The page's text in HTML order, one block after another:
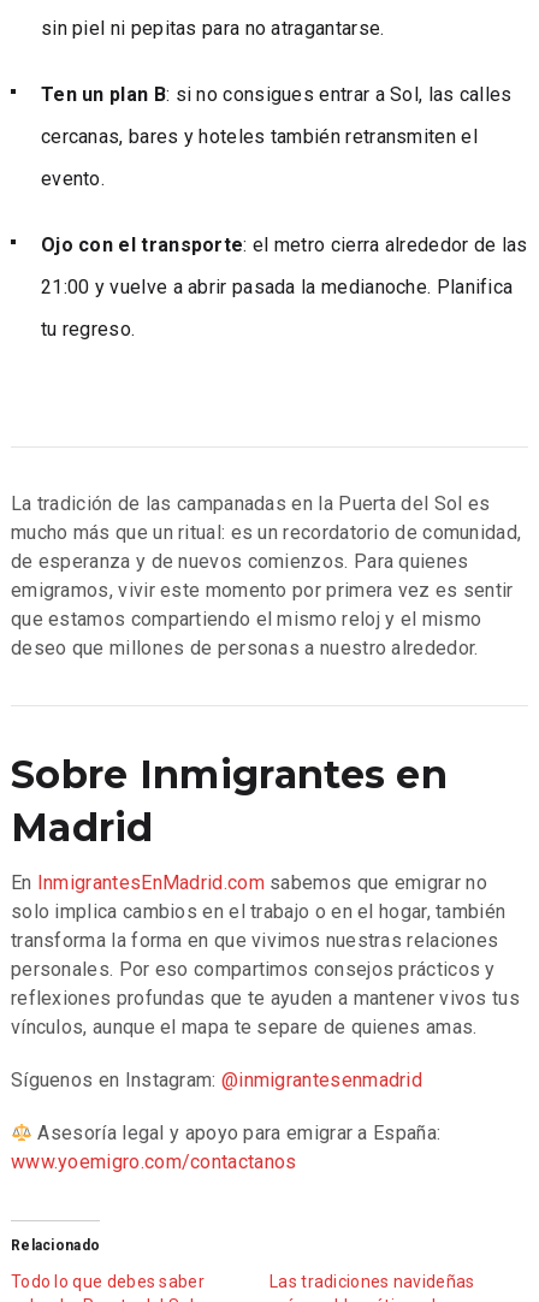
sin piel ni pepitas para no atragantarse.
Ten un plan B: si no consigues entrar a Sol, las calles
cercanas, bares y hoteles también retransmiten el
evento.
Ojo con el transporte: el metro cierra alrededor de las
21:00 y vuelve a abrir pasada la medianoche. Planifica
tu regreso.
La tradición de las campanadas en la Puerta del Sol es
mucho más que un ritual: es un recordatorio de comunidad,
de esperanza y de nuevos comienzos. Para quienes
emigramos, vivir este momento por primera vez es sentir
que estamos compartiendo el mismo reloj y el mismo
deseo que millones de personas a nuestro alrededor.
Sobre Inmigrantes en
Madrid
En InmigrantesEnMadrid.comsabemos que emigrar no
solo implica cambios en el trabajo o en el hogar, también
transforma la forma en que vivimos nuestras relaciones
personales. Por eso compartimos consejos prácticos y
reflexiones profundas que te ayuden a mantener vivos tus
vínculos, aunque el mapa te separe de quienes amas.
Síguenos en Instagram: @inmigrantesenmadrid
Asesoría legal y apoyo para emigrar a España:
www.yoemigro.com/contactanos
Relacionado
Todo lo que debes saber
Las tradiciones navideñas